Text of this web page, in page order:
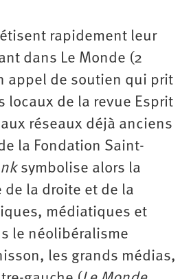
rapidement leur
dans Le Monde (2
appel de soutien qui prit
locaux de la revue Esprit
réseaux déjà anciens
la Fondation Saint-
symbolise alors la
la droite et de la
médiatiques et
le néolibéralisme
les grands médias,